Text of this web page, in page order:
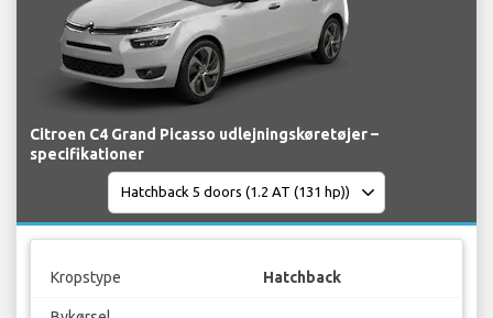
Citroen C4 Grand Picasso udlejningskøretøjer –
specifikationer
Kropstype Hatchback